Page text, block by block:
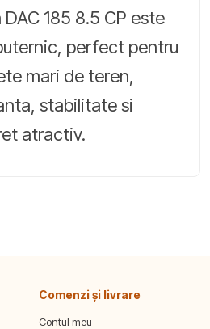
185 8.5 CP este
perfect pentru
mari de teren,
stabilitate si
atractiv.
Comenzi și livrare
Contul meu